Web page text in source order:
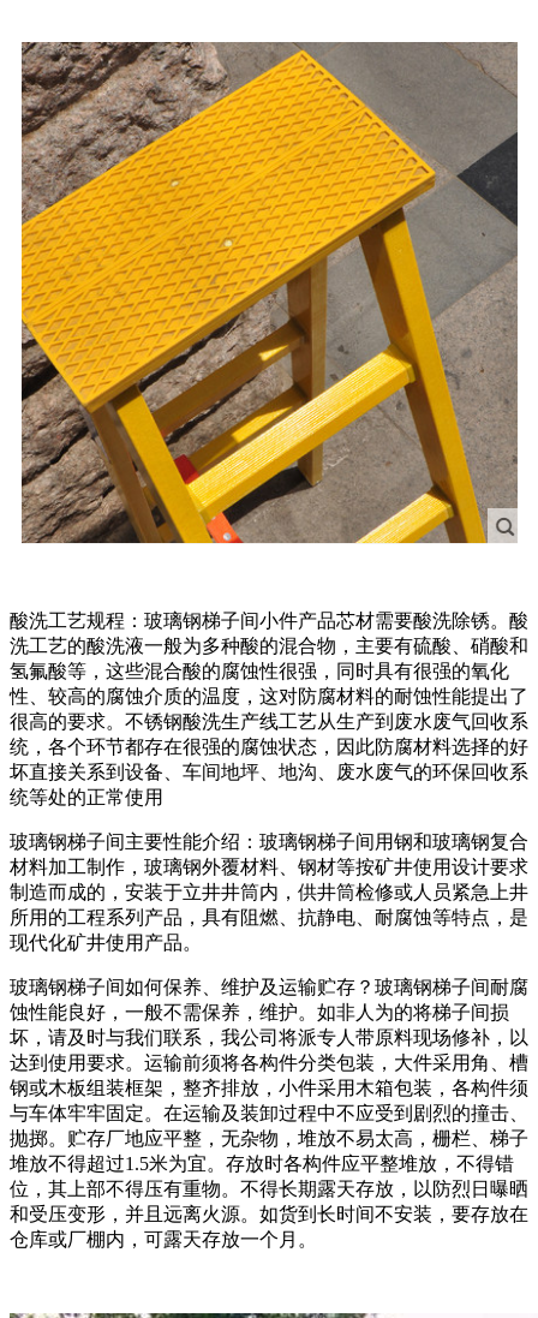
酸洗工艺规程：玻璃钢梯子间小件产品芯材需要酸洗除锈。酸
洗工艺的酸洗液一般为多种酸的混合物，主要有硫酸、硝酸和
氢氟酸等，这些混合酸的腐蚀性很强，同时具有很强的氧化
性、较高的腐蚀介质的温度，这对防腐材料的耐蚀性能提出了
很高的要求。不锈钢酸洗生产线工艺从生产到废水废气回收系
统，各个环节都存在很强的腐蚀状态，因此防腐材料选择的好
坏直接关系到设备、车间地坪、地沟、废水废气的环保回收系
统等处的正常使用
玻璃钢梯子间主要性能介绍：玻璃钢梯子间用钢和玻璃钢复合
材料加工制作，玻璃钢外覆材料、钢材等按矿井使用设计要求
制造而成的，安装于立井井筒内，供井筒检修或人员紧急上井
所用的工程系列产品，具有阻燃、抗静电、耐腐蚀等特点，是
现代化矿井使用产品。
玻璃钢梯子间如何保养、维护及运输贮存？玻璃钢梯子间耐腐
蚀性能良好，一般不需保养，维护。如非人为的将梯子间损
坏，请及时与我们联系，我公司将派专人带原料现场修补，以
达到使用要求。运输前须将各构件分类包装，大件采用角、槽
钢或木板组装框架，整齐排放，小件采用木箱包装，各构件须
与车体牢牢固定。在运输及装卸过程中不应受到剧烈的撞击、
抛掷。贮存厂地应平整，无杂物，堆放不易太高，栅栏、梯子
堆放不得超过1.5米为宜。存放时各构件应平整堆放，不得错
位，其上部不得压有重物。不得长期露天存放，以防烈日曝晒
和受压变形，并且远离火源。如货到长时间不安装，要存放在
仓库或厂棚内，可露天存放一个月。